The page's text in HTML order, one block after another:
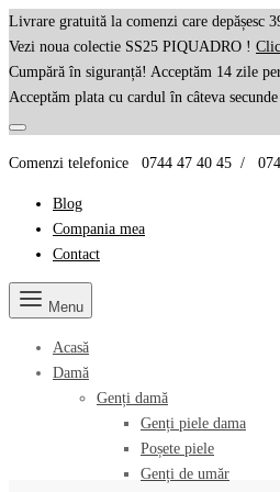
Livrare gratuită la comenzi care depășesc
Vezi noua colectie SS25 PIQUADRO !
Cumpără în siguranță! Acceptăm 14 zile
Acceptăm plata cu cardul în câteva
Comenzi telefonice 0744 47 40 45 /
Blog
Compania mea
Contact
Menu
Acasă
Damă
Genți damă
Genți piele dama
Poșete piele
Genți de umăr